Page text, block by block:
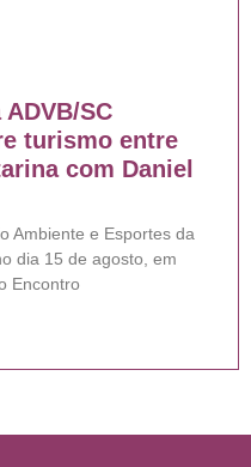
SC
turismo entre
com Daniel
Ambiente e Esportes da
dia 15 de agosto, em
Encontro